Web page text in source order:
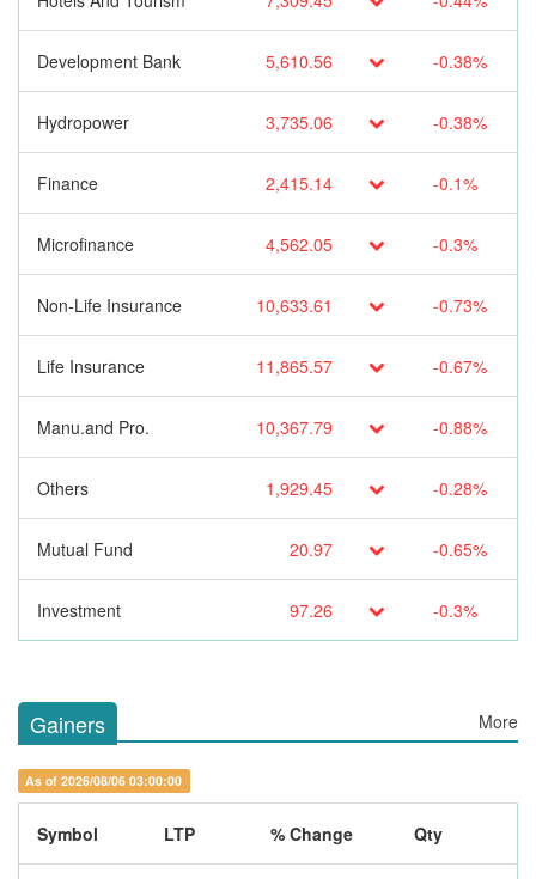
Development Bank 5,610.56 -0.38%
Hydropower 3,735.06 -0.38%
Finance 2,415.14 -0.1%
Microfinance 4,562.05 -0.3%
Non-Life Insurance 10,633.61 -0.73%
Life Insurance 11,865.57 -0.67%
Manu.and Pro. 10,367.79 -0.88%
Others 1,929.45 -0.28%
Mutual Fund 20.97 -0.65%
Investment 97.26 -0.3%
Gainers More
As of 2026/08/06 03:00:00
Symbol LTP % Change Qty